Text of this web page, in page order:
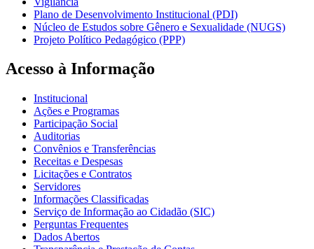
Plano de Desenvolvimento Institucional (PDI)
Núcleo de Estudos sobre Gênero e Sexualidade (NUGS)
Projeto Político Pedagógico (PPP)
Acesso à Informação
Institucional
Ações e Programas
Participação Social
Auditorias
Convênios e Transferências
Receitas e Despesas
Licitações e Contratos
Servidores
Informações Classificadas
Serviço de Informação ao Cidadão (SIC)
Perguntas Frequentes
Dados Abertos